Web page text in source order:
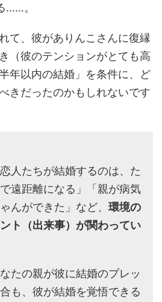
……。
て、彼がありんこさんに復縁
（彼のテンションがとても高
年以内の結婚」を条件に、ど
きだったのかもしれないです
人たちが結婚するのは、た
遠距離になる」「親が病気
んができた」など、 環境の
ト（出来事）が関わってい
たの親が彼に結婚のプレッ
も、彼が結婚を覚悟できる